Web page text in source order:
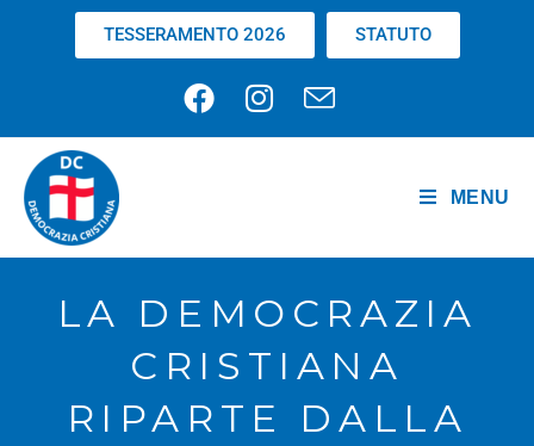
TESSERAMENTO 2026 STATUTO
MENU
LA DEMOCRAZIA
CRISTIANA
RIPARTE DALLA